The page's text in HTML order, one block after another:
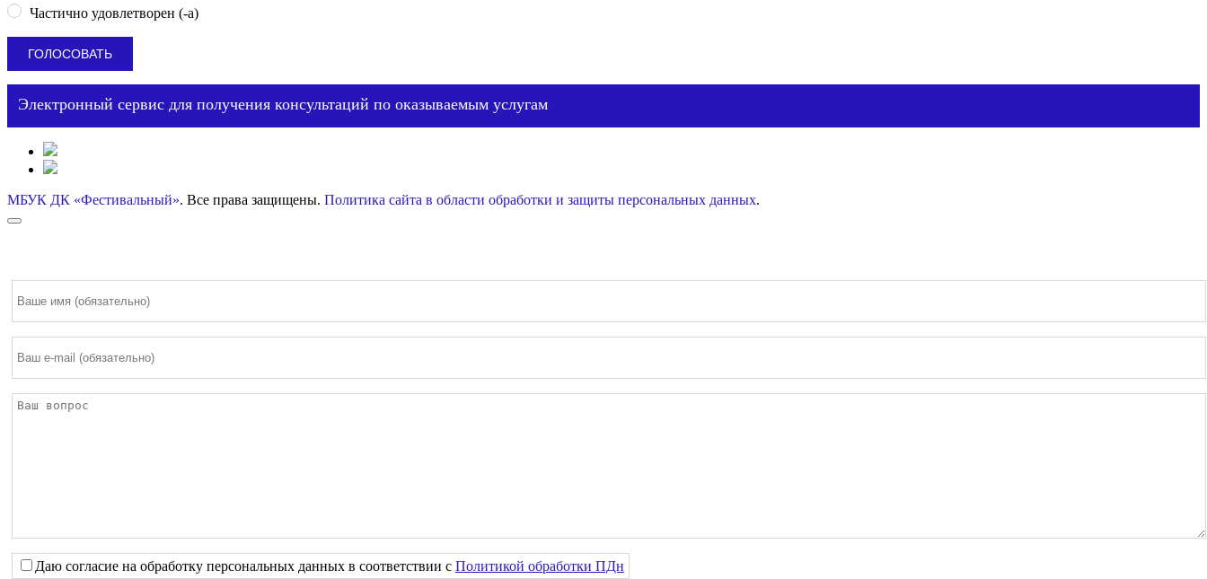
Частично удовлетворен (-а)
Электронный сервис для получения консультаций по оказываемым услугам
МБУК ДК «Фестивальный». Все права защищены. Политика сайта в области обработки и защиты персональных данных.
Даю согласие на обработку персональных данных в соответствии с Политикой обработки ПДн